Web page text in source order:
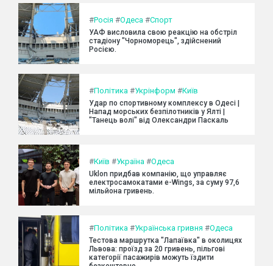
#Росія #Одеса #Спорт
УАФ висловила свою реакцію на обстріл
стадіону "Чорноморець", здійснений
Росією.
#Політика #Укрінформ #Київ
Удар по спортивному комплексу в Одесі |
Напад морських безпілотників у Ялті |
"Танець волі" від Олександри Паскаль
#Київ #Україна #Одеса
Uklon придбав компанію, що управляє
електросамокатами e-Wings, за суму 97,6
мільйона гривень.
#Політика #Українська гривня #Одеса
Тестова маршрутка "Лапаївка" в околицях
Львова: проїзд за 20 гривень, пільгові
категорії пасажирів можуть їздити